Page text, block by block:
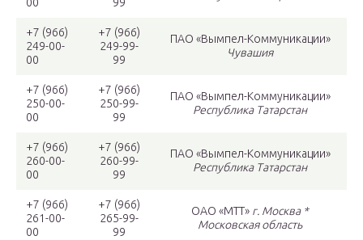
+7 (966)
249-00-
00
+7 (966)
249-99-
99
ПАО «Вымпел-Коммуникации»
Чувашия
+7 (966)
250-00-
00
+7 (966)
250-99-
99
ПАО «Вымпел-Коммуникации»
Республика Татарстан
+7 (966)
260-00-
00
+7 (966)
260-99-
99
ПАО «Вымпел-Коммуникации»
Республика Татарстан
+7 (966)
261-00-
00
+7 (966)
265-99-
99
ОАО «МТТ» г. Москва *
Московская область